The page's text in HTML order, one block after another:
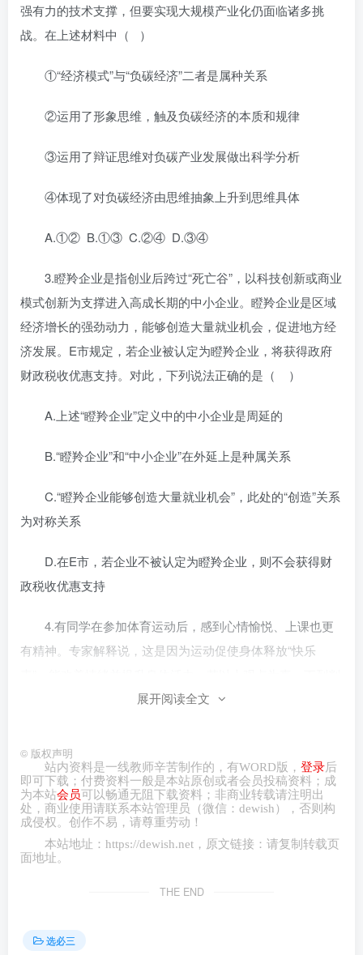
强有力的技术支撑，但要实现大规模产业化仍面临诸多挑
战。在上述材料中（ ）
①“经济模式”与“负碳经济”二者是属种关系
②运用了形象思维，触及负碳经济的本质和规律
③运用了辩证思维对负碳产业发展做出科学分析
④体现了对负碳经济由思维抽象上升到思维具体
A.①② B.①③ C.②④ D.③④
3.瞪羚企业是指创业后跨过“死亡谷”，以科技创新或商业
模式创新为支撑进入高成长期的中小企业。瞪羚企业是区域
经济增长的强劲动力，能够创造大量就业机会，促进地方经
济发展。E市规定，若企业被认定为瞪羚企业，将获得政府
财政税收优惠支持。对此，下列说法正确的是（ ）
A.上述“瞪羚企业”定义中的中小企业是周延的
B.“瞪羚企业”和“中小企业”在外延上是种属关系
C.“瞪羚企业能够创造大量就业机会”，此处的“创造”关系
为对称关系
D.在E市，若企业不被认定为瞪羚企业，则不会获得财
政税收优惠支持
4.有同学在参加体育运动后，感到心情愉悦、上课也更
有精神。专家解释说，这是因为运动促使身体释放“快乐
②参加体育运动要么能改善情绪，要么能提升身体活力
③如果参加体育运动，就能改善情绪并提升身体活力
④只有参加体育运动，才能同时改善情绪和提升身体活
展开阅读全文
© 版权声明
站内资料是一线教师辛苦制作的，有WORD版， 登录后
即可下载；付费资料一般是本站原创或者会员投稿资料；成
为本站会员可以畅通无阻下载资料；非商业转载请注明出
处，商业使用请联系本站管理员（微信： dewish ），否则构
成侵权。创作不易，请尊重劳动！
本站地址： https://dewish.net ，原文链接：请复制转载页
面地址。
THE END
选必三